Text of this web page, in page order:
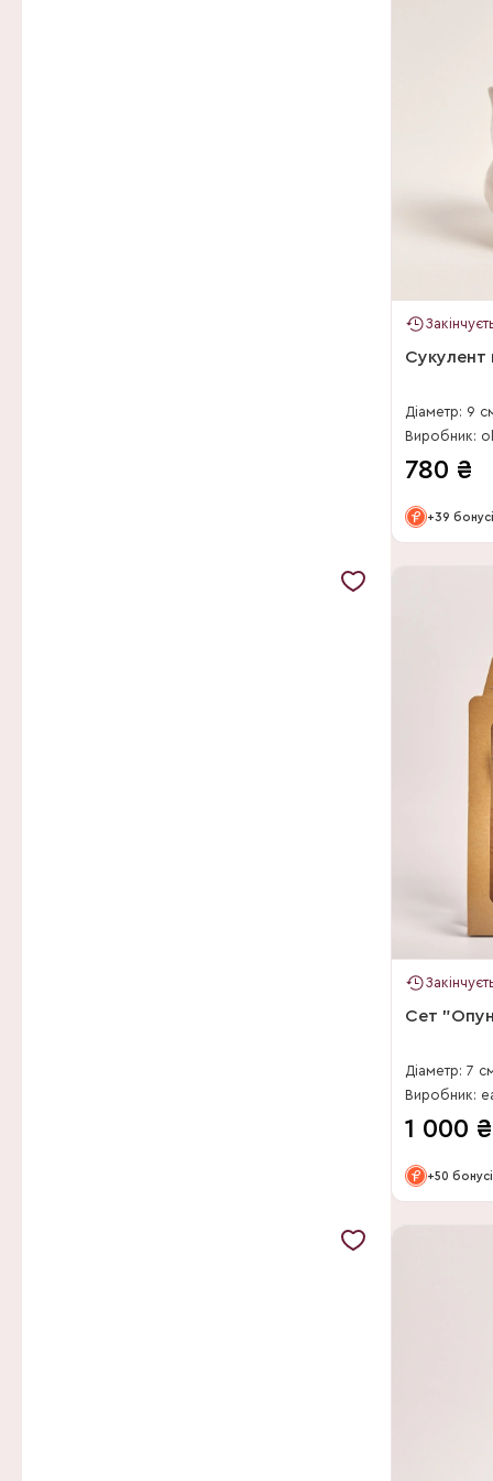
Сукулент
Діаметр: 9
Виробник:
780 ₴
+39
Сет
Діаметр: 7
1 000 ₴
+50